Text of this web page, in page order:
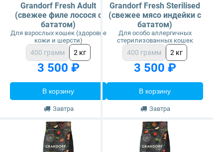
Grandorf Fresh Adult
(свежее филе лосося с
бататом)
Для взрослых кошек (здоровье
кожи и шерсти)
400 грамм 2 кг
3 500 ₽
В корзину
Завтра
Grandorf Fresh Sterilised
(свежее мясо индейки с
бататом)
Для особо аллергичных
стерилизованных кошек
400 грамм 2 кг
3 500 ₽
В корзину
Завтра